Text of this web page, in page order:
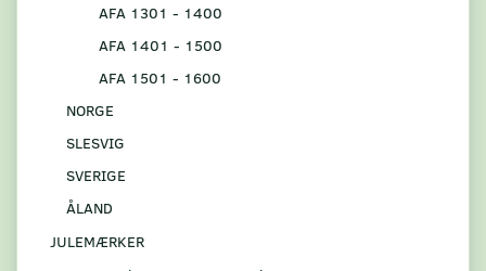
AFA 1301 - 1400
AFA 1401 - 1500
AFA 1501 - 1600
NORGE
SLESVIG
SVERIGE
ÅLAND
JULEMÆRKER